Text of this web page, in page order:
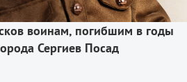
воинам, погибшим в годы
Сергиев Посад